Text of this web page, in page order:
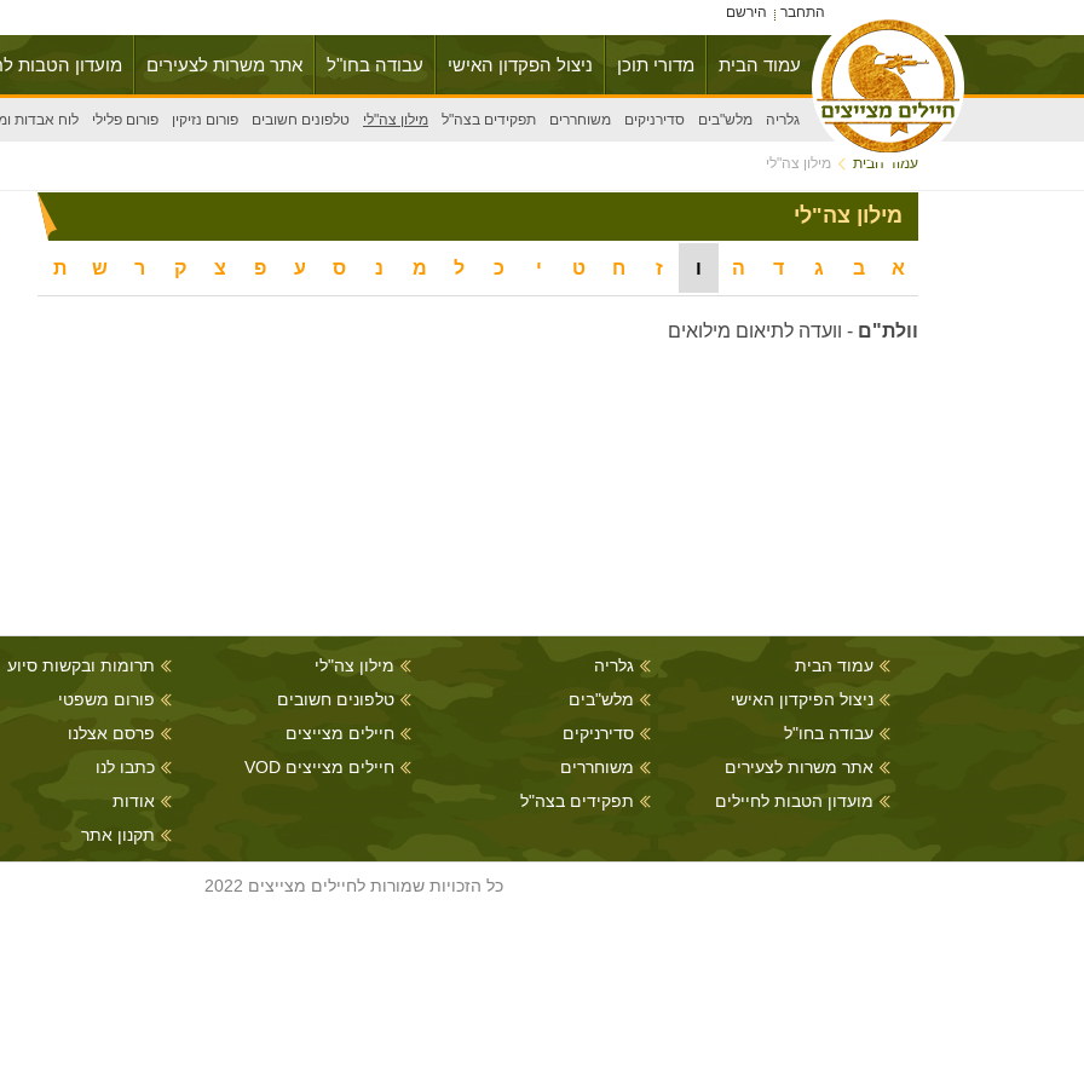
התחבר הירשם
עמוד הבית מדורי תוכן ניצול הפקדון האישי עבודה בחו"ל אתר משרות לצעירים מועדון הטבות
גלריה מלש"בים סדירניקים משוחררים תפקידים בצה"ל מילון צה"לי טלפונים חשובים פורום נזיקין פורום פלילי לוח אבדות
עמוד הבית מילון צה"לי
מילון צה"לי
א ב ג ד ה ו ז ח ט י כ ל מ נ ס ע פ צ ק ר ש ת
וולת"ם - וועדה לתיאום מילואים
עמוד הבית
ניצול הפיקדון האישי
עבודה בחו"ל
אתר משרות לצעירים
מועדון הטבות לחיילים
גלריה
מלש"בים
סדירניקים
משוחררים
תפקידים בצה"ל
מילון צה"לי
טלפונים חשובים
חיילים מצייצים
חיילים מצייצים VOD
תרומות ובקשות סיוע
פורום משפטי
פרסם אצלנו
כתבו לנו
אודות
תקנון אתר
כל הזכויות שמורות לחיילים מצייצים 2022